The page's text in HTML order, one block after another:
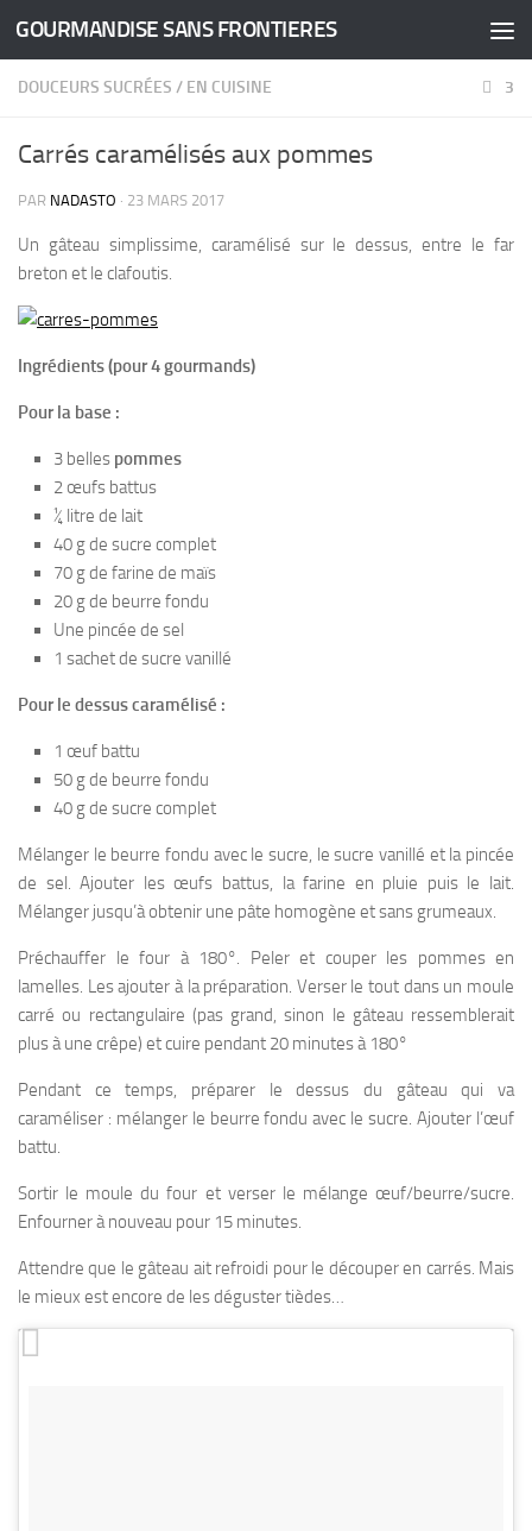
Skip to content
GOURMANDISE SANS FRONTIERES
DOUCEURS SUCRÉES / EN CUISINE 3
Carrés caramélisés aux pommes
PAR NADASTO · 23 MARS 2017
Un gâteau simplissime, caramélisé sur le dessus, entre le far
breton et le clafoutis.
Ingrédients (pour 4 gourmands)
Pour la base :
3 belles pommes
2 œufs battus
¼ litre de lait
40 g de sucre complet
70 g de farine de maïs
20 g de beurre fondu
Une pincée de sel
1 sachet de sucre vanillé
Pour le dessus caramélisé :
1 œuf battu
50 g de beurre fondu
40 g de sucre complet
Mélanger le beurre fondu avec le sucre, le sucre vanillé et la pincée
de sel. Ajouter les œufs battus, la farine en pluie puis le lait.
Mélanger jusqu’à obtenir une pâte homogène et sans grumeaux.
Préchauffer le four à 180°. Peler et couper les pommes en
lamelles. Les ajouter à la préparation. Verser le tout dans un moule
carré ou rectangulaire (pas grand, sinon le gâteau ressemblerait
plus à une crêpe) et cuire pendant 20 minutes à 180°
Pendant ce temps, préparer le dessus du gâteau qui va
caraméliser : mélanger le beurre fondu avec le sucre. Ajouter l’œuf
battu.
Sortir le moule du four et verser le mélange œuf/beurre/sucre.
Enfourner à nouveau pour 15 minutes.
Attendre que le gâteau ait refroidi pour le découper en carrés. Mais
le mieux est encore de les déguster tièdes…